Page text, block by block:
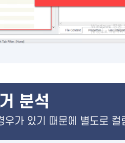
분석
가 있기 때문에 별도로 컬